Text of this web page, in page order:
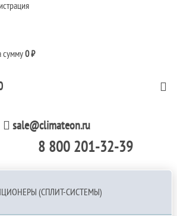
сумму0 ₽
sale@climateon.ru
8 800 201-32-39
(СПЛИТ-СИСТЕМЫ)